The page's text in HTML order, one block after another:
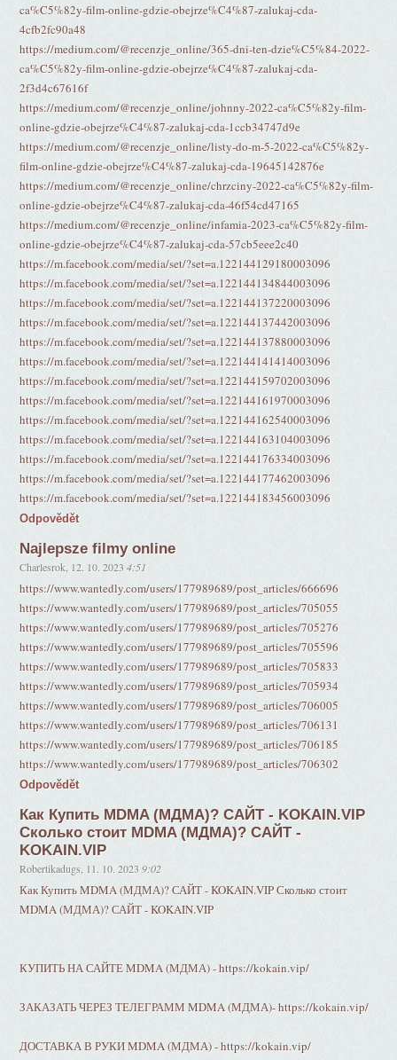
ca%C5%82y-film-online-gdzie-obejrze%C4%87-zalukaj-cda-
4cfb2fc90a48
https://medium.com/@recenzje_online/365-dni-ten-dzie%C5%84-2022-
ca%C5%82y-film-online-gdzie-obejrze%C4%87-zalukaj-cda-
2f3d4c67616f
https://medium.com/@recenzje_online/johnny-2022-ca%C5%82y-film-
online-gdzie-obejrze%C4%87-zalukaj-cda-1ccb34747d9e
https://medium.com/@recenzje_online/listy-do-m-5-2022-ca%C5%82y-
film-online-gdzie-obejrze%C4%87-zalukaj-cda-19645142876e
https://medium.com/@recenzje_online/chrzciny-2022-ca%C5%82y-film-
online-gdzie-obejrze%C4%87-zalukaj-cda-46f54cd47165
https://medium.com/@recenzje_online/infamia-2023-ca%C5%82y-film-
online-gdzie-obejrze%C4%87-zalukaj-cda-57cb5eee2c40
https://m.facebook.com/media/set/?set=a.122144129180003096
https://m.facebook.com/media/set/?set=a.122144134844003096
https://m.facebook.com/media/set/?set=a.122144137220003096
https://m.facebook.com/media/set/?set=a.122144137442003096
https://m.facebook.com/media/set/?set=a.122144137880003096
https://m.facebook.com/media/set/?set=a.122144141414003096
https://m.facebook.com/media/set/?set=a.122144159702003096
https://m.facebook.com/media/set/?set=a.122144161970003096
https://m.facebook.com/media/set/?set=a.122144162540003096
https://m.facebook.com/media/set/?set=a.122144163104003096
https://m.facebook.com/media/set/?set=a.122144176334003096
https://m.facebook.com/media/set/?set=a.122144177462003096
https://m.facebook.com/media/set/?set=a.122144183456003096
Odpovědět
Najlepsze filmy online
Charlesrok 12. 10. 2023 4:51
https://www.wantedly.com/users/177989689/post_articles/666696
https://www.wantedly.com/users/177989689/post_articles/705055
https://www.wantedly.com/users/177989689/post_articles/705276
https://www.wantedly.com/users/177989689/post_articles/705596
https://www.wantedly.com/users/177989689/post_articles/705833
https://www.wantedly.com/users/177989689/post_articles/705934
https://www.wantedly.com/users/177989689/post_articles/706005
https://www.wantedly.com/users/177989689/post_articles/706131
https://www.wantedly.com/users/177989689/post_articles/706185
https://www.wantedly.com/users/177989689/post_articles/706302
Odpovědět
Как Купить MDMA (МДМА)? САЙТ - KOKAIN.VIP
Сколько стоит MDMA (МДМА)? САЙТ -
KOKAIN.VIP
Robertikadugs 11. 10. 2023 9:02
Как Купить MDMA (МДМА)? САЙТ - KOKAIN.VIP Сколько стоит
MDMA (МДМА)? САЙТ - KOKAIN.VIP
КУПИТЬ НА САЙТЕ MDMA (МДМА) - https://kokain.vip/
ЗАКАЗАТЬ ЧЕРЕЗ ТЕЛЕГРАММ MDMA (МДМА)- https://kokain.vip/
ДОСТАВКА В РУКИ MDMA (МДМА) - https://kokain.vip/